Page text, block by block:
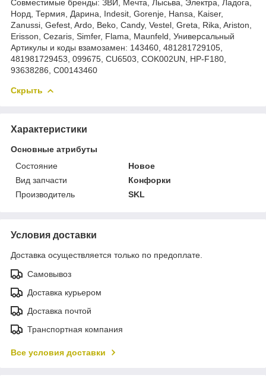
Совместимые бренды: ЗВИ, Мечта, Лысьва, Электра, Ладога,
Норд, Термия, Дарина, Indesit, Gorenje, Hansa, Kaiser,
Zanussi, Gefest, Ardo, Beko, Candy, Vestel, Greta, Rika, Ariston,
Erisson, Cezaris, Simfer, Flama, Maunfeld, Универсальный
Артикулы и коды взамозамен: 143460, 481281729105,
481981729453, 099675, CU6503, COK002UN, HP-F180,
93638286, C00143460
Скрыть
Характеристики
Основные атрибуты
Состояние
Новое
Вид запчасти
Конфорки
Производитель
SKL
Условия доставки
Доставка осуществляется только по предоплате.
Самовывоз
Доставка курьером
Доставка почтой
Транспортная компания
Все условия доставки